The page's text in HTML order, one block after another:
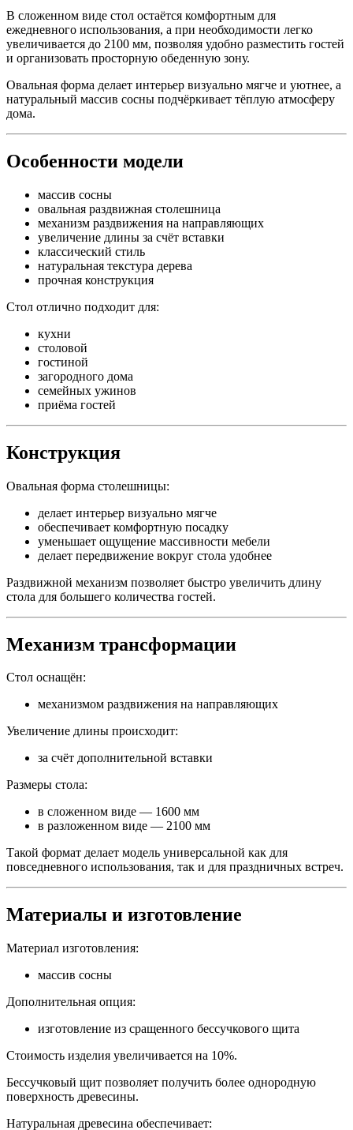
В сложенном виде стол остаётся комфортным для
ежедневного использования, а при необходимости легко
увеличивается до 2100 мм, позволяя удобно разместить гостей
и организовать просторную обеденную зону.
Овальная форма делает интерьер визуально мягче и уютнее, а
натуральный массив сосны подчёркивает тёплую атмосферу
дома.
Особенности модели
массив сосны
овальная раздвижная столешница
механизм раздвижения на направляющих
увеличение длины за счёт вставки
классический стиль
натуральная текстура дерева
прочная конструкция
Стол отлично подходит для:
кухни
столовой
гостиной
загородного дома
семейных ужинов
приёма гостей
Конструкция
Овальная форма столешницы:
делает интерьер визуально мягче
обеспечивает комфортную посадку
уменьшает ощущение массивности мебели
делает передвижение вокруг стола удобнее
Раздвижной механизм позволяет быстро увеличить длину
стола для большего количества гостей.
Механизм трансформации
Стол оснащён:
механизмом раздвижения на направляющих
Увеличение длины происходит:
за счёт дополнительной вставки
Размеры стола:
в сложенном виде — 1600 мм
в разложенном виде — 2100 мм
Такой формат делает модель универсальной как для
повседневного использования, так и для праздничных встреч.
Материалы и изготовление
Материал изготовления:
массив сосны
Дополнительная опция:
изготовление из сращенного бессучкового щита
Стоимость изделия увеличивается на 10%.
Бессучковый щит позволяет получить более однородную
поверхность древесины.
Натуральная древесина обеспечивает: